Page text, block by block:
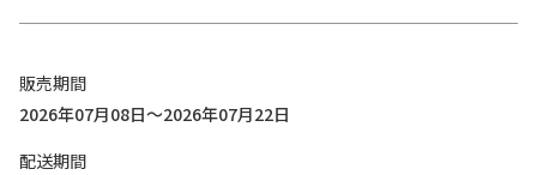
販売期間
2026年07月08日～2026年07月22日
配送期間